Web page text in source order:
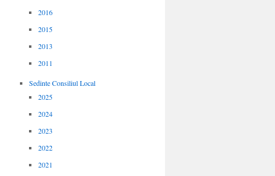
2016
2015
2013
2011
Sedinte Consiliul Local
2025
2024
2023
2022
2021